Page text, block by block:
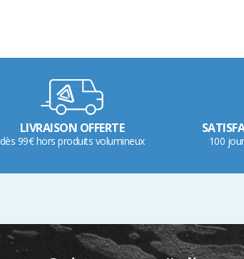
LIVRAISON OFFERTE
dès 99€ hors produits volumineux 100